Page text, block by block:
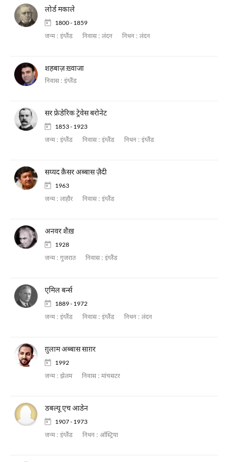
लोर्ड मकाले
1800 - 1859
जन्म : इंग्लैंड निवास : लंदन निधन : लंदन
शहबाज़ ख़्वाजा
निवास : इंग्लैंड
सर फ्रेडेरिक ट्रेवेस बरोनेट
1853 - 1923
जन्म : इंग्लैंड निवास : इंग्लैंड निधन : इंग्लैंड
सय्यद क़ैसर अब्बास ज़ैदी
1963
जन्म : लाहौर निवास : इंग्लैंड
अनवर शैख़
1928
जन्म : गुजरात निवास : इंग्लैंड
एमिल बर्न्स
1889 - 1972
जन्म : इंग्लैंड निवास : इंग्लैंड निधन : लंदन
ग़ुलाम अब्बास साग़र
1992
जन्म : झेलम निवास : मांचसटर
डबल्यू एच आडेन
1907 - 1973
जन्म : इंग्लैंड निधन : ऑस्ट्रिया